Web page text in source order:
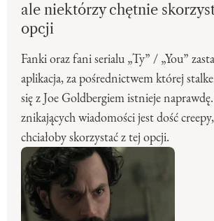
ale niektórzy chętnie
opcji
Fanki oraz fani serialu „Ty” / „You”
aplikacja, za pośrednictwem której
się z Joe Goldbergiem istnieje
znikających wiadomości jest dość
chciałoby skorzystać z tej opcji.